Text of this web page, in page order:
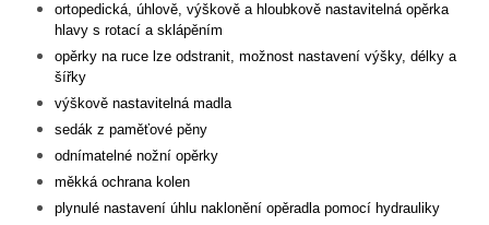
ortopedická, úhlově, výškově a hloubkově nastavitelná opěrka
hlavy s rotací a sklápěním
opěrky na ruce lze odstranit, možnost nastavení výšky, délky a
šířky
výškově nastavitelná madla
sedák z paměťové pěny
odnímatelné nožní opěrky
měkká ochrana kolen
plynulé nastavení úhlu naklonění opěradla pomocí hydrauliky